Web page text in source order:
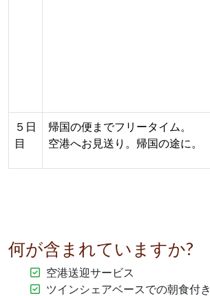
５日
目
帰国の便までフリータイム。
空港へお見送り。帰国の途に。
何が含まれていますか?
空港送迎サービス
ツインシェアベースでの朝食付